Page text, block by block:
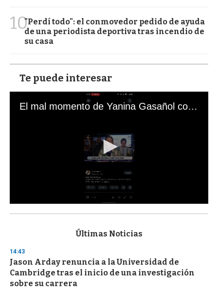
10"Perdí todo": el conmovedor pedido de ayuda
de una periodista deportiva tras incendio de
su casa
Te puede interesar
El mal momento de Yanina Gasañol con un hincha argentino en "Subrayado"
s
d
s
o
f
3
Últimas Noticias
14:43
Jason Arday renuncia a la Universidad de
Cambridge tras el inicio de una investigación
sobre su carrera